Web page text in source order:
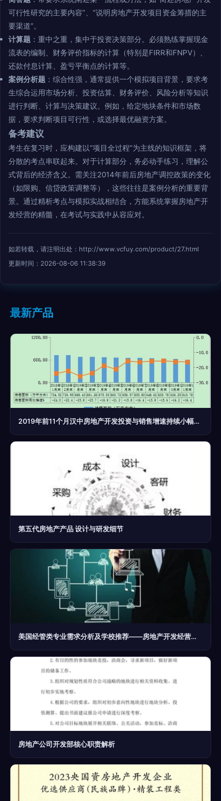
可行性研究的主要内容”、“说明房地产开发项目资金筹措的主
要渠道”。
计算题 ：重中之重，集中于投资决策部分。必须熟练掌握现金
流表的编制、财务评价指标的计算（特别是FIRR和FNPV）、
还款付息计算、盈亏平衡点的计算等。
案例分析题 ：综合性强，通常提供一个模拟项目背景，要求考
生综合运用市场分析、投资估算、财务评价、风险分析等知识
进行判断、计算与决策建议。例如，给定地块条件和市场数
据，要求判断项目可行性，或选择最优融资方案。
备考建议
考生在复习时，应构建以“项目全过程”为主线的知识框架，将
分散的考点串联起来。对于计算部分，务必动手练习，理解公
式背后的经济含义。需关注2014年前后房地产调控政策的变化
（如限购、信贷政策调整等），这些往往是案例分析的重要背
景。通过精析考点与模拟实战相结合，方能系统掌握房地产开
发经营的精髓，在考试与实践中从容应对。
如若转载，请注明出处：http://www.vcfuy.com/product/27.html
更新时间：2026-08-06 11:38:39
最新产品
2019年前11个月汉中房地产开发投资与销售增速持续小幅回升，行业稳定发展前景可期
第五代房地产产品 设计与研发细节
美国经管类专业需求分析及学校推荐——房地产开发经营方向
房地产公司开发部核心职责解析